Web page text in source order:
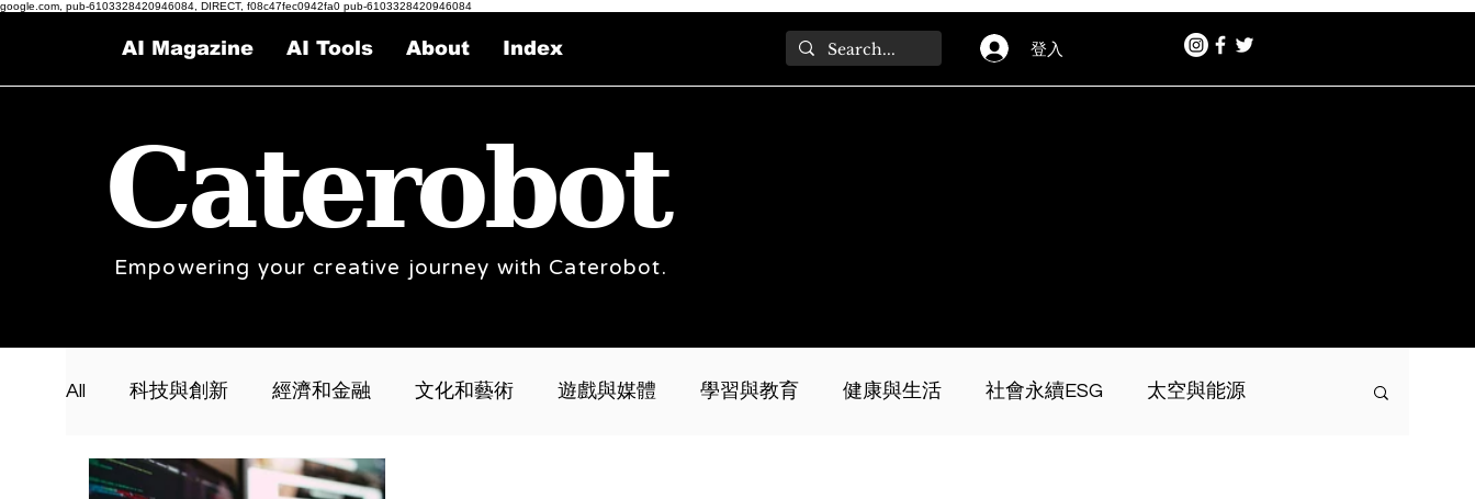
google.com, pub-6103328420946084, DIRECT, f08c47fec0942fa0 pub-6103328420946084
AI Magazine AI Tools About Index 登入
Caterobot
Empowering your creative journey with Caterobot.
All 科技與創新 經濟和金融 文化和藝術 遊戲與媒體 學習與教育 健康與生活 社會永續ESG 太空與能源